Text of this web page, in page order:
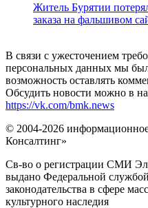
Житель Бурятии
заказа на фальшивом
В связи с ужесточением
персональных данных мы
возможность оставлять
Обсудить новости можно в
https://vk.com/bmk.news
© 2004-2026
Консалтинг»
Св-во о регистрации СМИ
выдано Федеральной
законодательства в сфере
культурного наследия